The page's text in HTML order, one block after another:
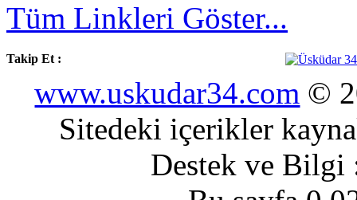
Tüm Linkleri Göster...
Takip Et :
www.uskudar34.com ©
Sitedeki içerikler
Destek ve